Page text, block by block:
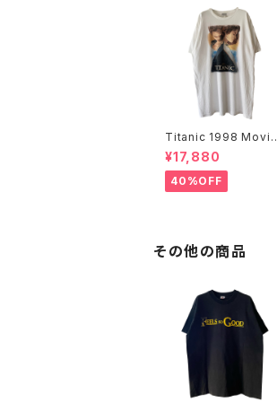
Titanic 1998 Movie
Promo Tee White
¥17,880
40%OFF
その他の商品